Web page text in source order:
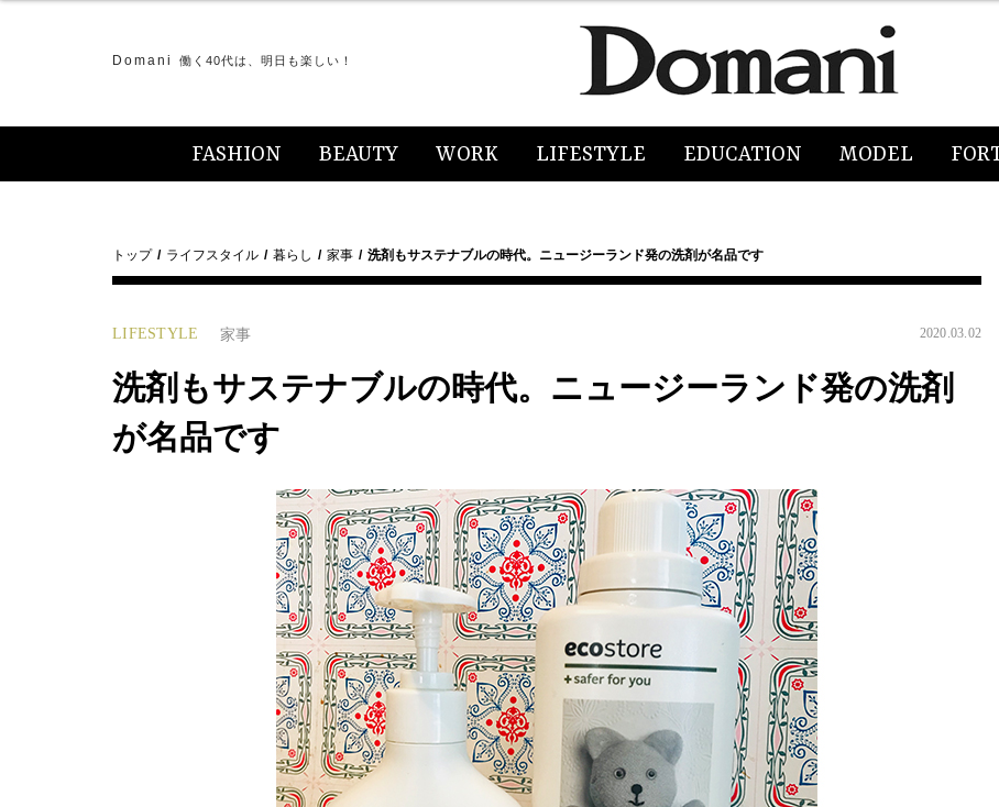
Domani 働く40代は、明日も楽しい！
FASHION BEAUTY WORK LIFESTYLE EDUCATION MODEL
トップ ライフスタイル 暮らし 家事 洗剤もサステナブルの時代。ニュージーランド発の洗剤が名品です
LIFESTYLE 家事 2020.03.02
洗剤もサステナブルの時代。ニュージーランド発の洗剤
が名品です